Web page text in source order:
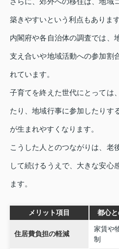
築きやすいという利点もあります
内閣府や各自治体の調査では、
支え合いや地域活動への参加割
れています。
子育てを終えた世代にとっては
たり、地域行事に参加したりす
が生まれやすくなります。
こうした人とのつながりは、老
して続けるうえで、大きな安心
ます。
メリット項目 都心
住居費負担の軽減
家賃や
制